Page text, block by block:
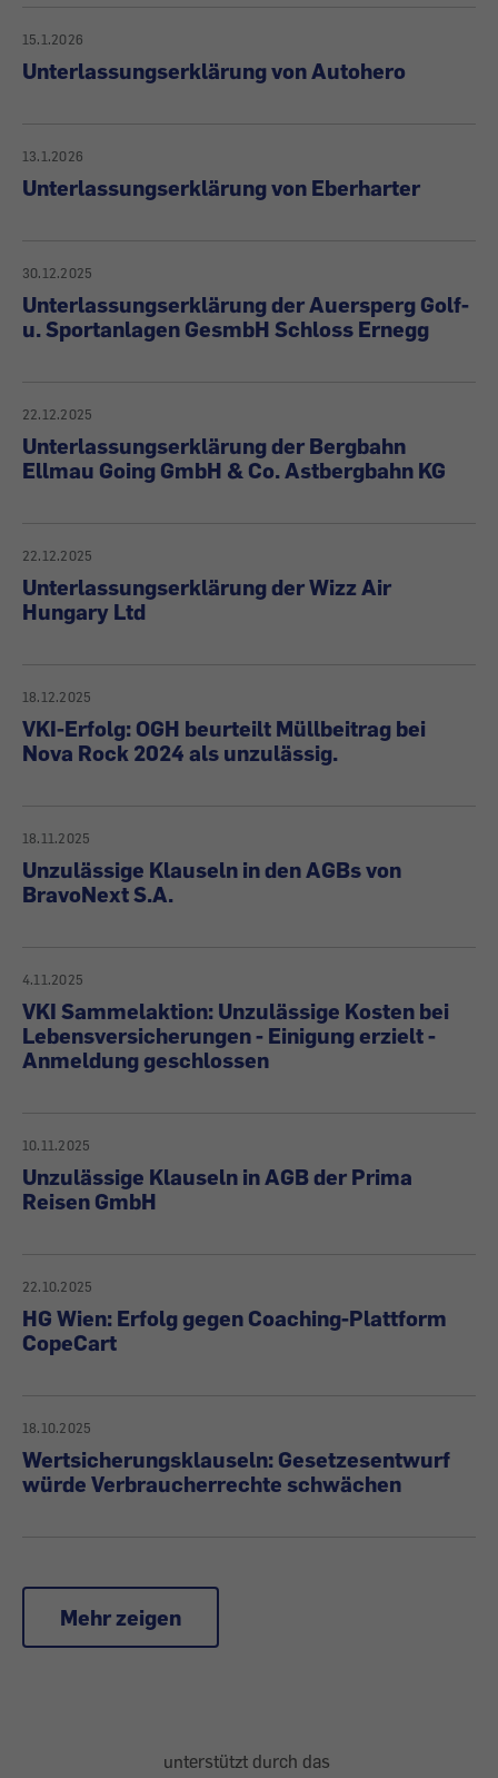
Urteilen
15.1.2026
Unterlassungserklärung von Autohero
13.1.2026
Unterlassungserklärung von Eberharter
30.12.2025
Unterlassungserklärung der Auersperg Golf-
u. Sportanlagen GesmbH Schloss Ernegg
22.12.2025
Unterlassungserklärung der Bergbahn
Ellmau Going GmbH & Co. Astbergbahn KG
22.12.2025
Unterlassungserklärung der Wizz Air
Hungary Ltd
18.12.2025
VKI-Erfolg: OGH beurteilt Müllbeitrag bei
Nova Rock 2024 als unzulässig.
18.11.2025
Unzulässige Klauseln in den AGBs von
BravoNext S.A.
4.11.2025
VKI Sammelaktion: Unzulässige Kosten bei
Lebensversicherungen - Einigung erzielt -
Anmeldung geschlossen
10.11.2025
Unzulässige Klauseln in AGB der Prima
Reisen GmbH
22.10.2025
HG Wien: Erfolg gegen Coaching-Plattform
CopeCart
18.10.2025
Wertsicherungsklauseln: Gesetzesentwurf
würde Verbraucherrechte schwächen
Mehr zeigen
unterstützt durch das